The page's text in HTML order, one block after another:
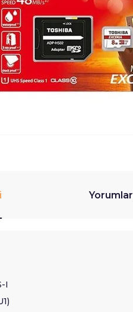
Yorumlar
I